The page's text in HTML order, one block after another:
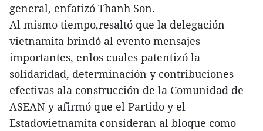
general, enfatizó Thanh Son.
Al mismo tiempo,resaltó que la delegación
vietnamita brindó al evento mensajes
importantes, enlos cuales patentizó la
solidaridad, determinación y contribuciones
efectivas ala construcción de la Comunidad de
ASEAN y afirmó que el Partido y el
Estadovietnamita consideran al bloque como